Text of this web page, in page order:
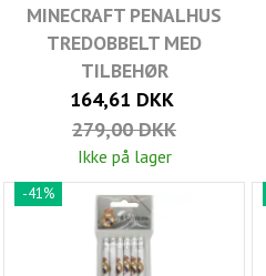
MINECRAFT PENALHUS
TREDOBBELT MED
TILBEHØR
164,61 DKK
279,00 DKK
Ikke på lager
-41%